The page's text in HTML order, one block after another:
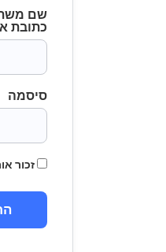
שם
כתובת
סיסמה
זכור אותי